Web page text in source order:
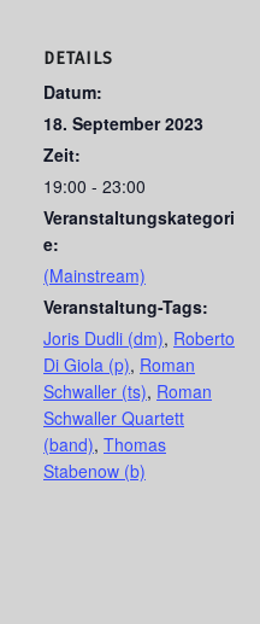
DETAILS
Datum:
18. September 2023
Zeit:
19:00 - 23:00
Veranstaltungskategori
e:
(Mainstream)
Veranstaltung-Tags:
Joris Dudli (dm), Roberto
Di Giola (p), Roman
Schwaller (ts), Roman
Schwaller Quartett
(band), Thomas
Stabenow (b)